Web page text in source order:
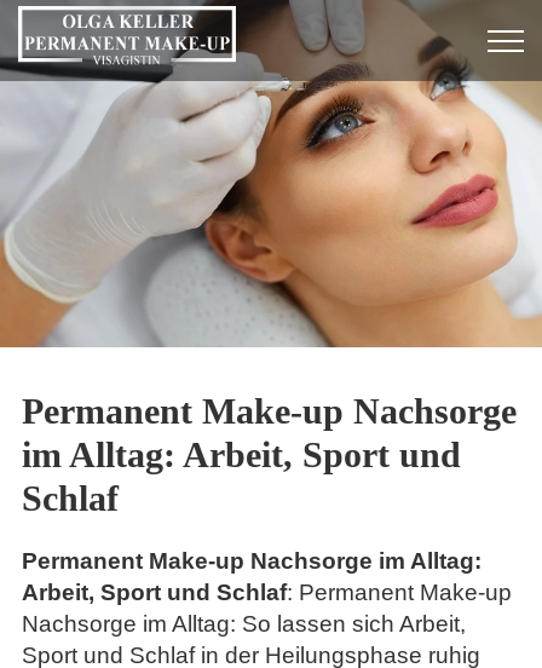
Permanent Make-up Nachsorge
im Alltag: Arbeit, Sport und
Schlaf
Permanent Make-up Nachsorge im Alltag:
Arbeit, Sport und Schlaf: Permanent Make-up
Nachsorge im Alltag: So lassen sich Arbeit,
Sport und Schlaf in der Heilungsphase ruhig